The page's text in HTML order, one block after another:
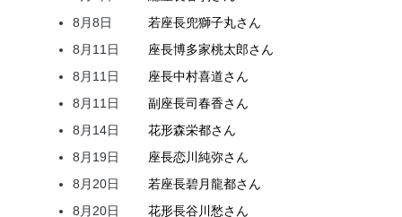
8月8日
若座長兜獅子丸さん
8月11日
座長博多家桃太郎さん
8月11日
座長中村喜道さん
8月11日
副座長司春香さん
8月14日
花形森栄都さん
8月19日
座長恋川純弥さん
8月20日
若座長碧月龍都さん
8月20日
花形長谷川愁さん